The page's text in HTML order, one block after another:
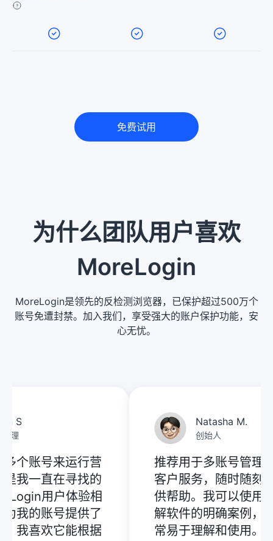
免费试用
为什么团队用户喜欢
MoreLogin
MoreLogin是领先的反检测浏览器，已保护超过500万个
账号免遭封禁。加入我们，享受强大的账户保护功能，安
心无忧。
账号来运行营
我一直在寻找的
用户体验相
我的账号提供了
我喜欢它能根据
Natasha M.
创始人
推荐用于多账号管理：
客户服务，随时随刻为
供帮助。我可以使用[
解软件的明确案例，界
常易于理解和使用。